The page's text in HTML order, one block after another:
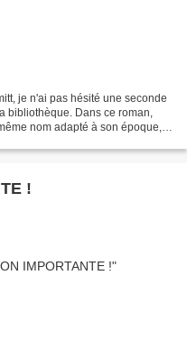
je n'ai pas hésité une seconde
bibliothèque. Dans ce roman,
nom adapté à son époque,
!